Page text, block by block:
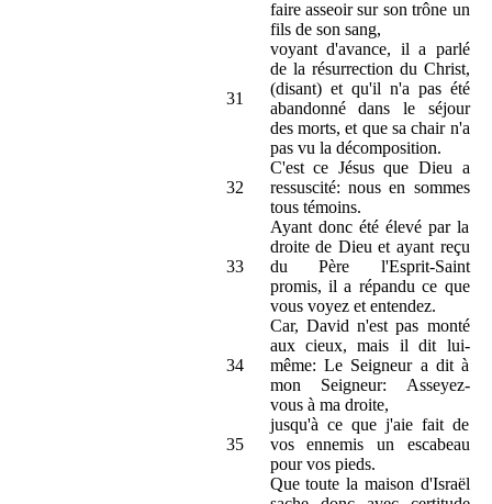
faire asseoir sur son trône un
fils de son sang,
31
voyant d'avance, il a parlé
de la résurrection du Christ,
(disant) et qu'il n'a pas été
abandonné dans le séjour
des morts, et que sa chair n'a
pas vu la décomposition.
32
C'est ce Jésus que Dieu a
ressuscité: nous en sommes
tous témoins.
33
Ayant donc été élevé par la
droite de Dieu et ayant reçu
du Père l'Esprit-Saint
promis, il a répandu ce que
vous voyez et entendez.
34
Car, David n'est pas monté
aux cieux, mais il dit lui-
même: Le Seigneur a dit à
mon Seigneur: Asseyez-
vous à ma droite,
35
jusqu'à ce que j'aie fait de
vos ennemis un escabeau
pour vos pieds.
Que toute la maison d'Israël